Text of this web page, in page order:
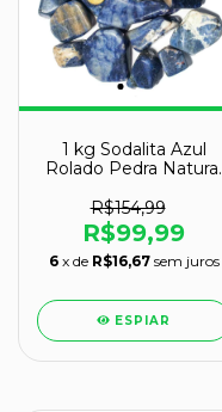
1 kg Sodalita Azul
Rolado Pedra Natural
R$154,99
R$99,99
6 x de R$16,67 sem juros
ESPIAR